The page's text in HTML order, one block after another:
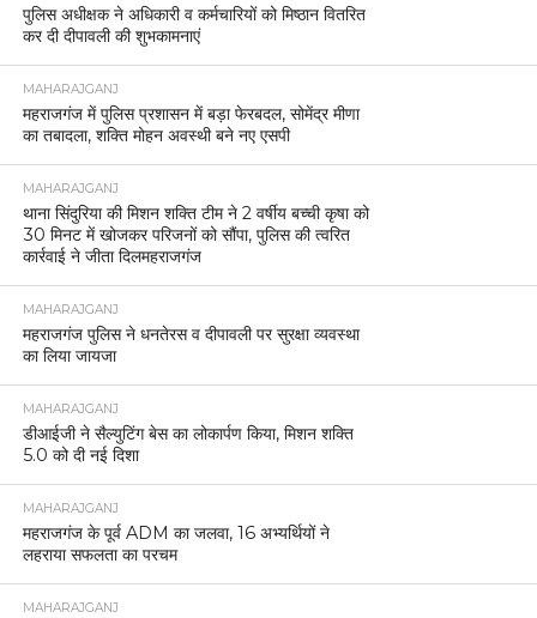
पुलिस अधीक्षक ने अधिकारी व कर्मचारियों को मिष्ठान वितरित
कर दी दीपावली की शुभकामनाएं
MAHARAJGANJ
महराजगंज में पुलिस प्रशासन में बड़ा फेरबदल, सोमेंद्र मीणा
का तबादला, शक्ति मोहन अवस्थी बने नए एसपी
MAHARAJGANJ
थाना सिंदुरिया की मिशन शक्ति टीम ने 2 वर्षीय बच्ची कृषा को
30 मिनट में खोजकर परिजनों को सौंपा, पुलिस की त्वरित
कार्रवाई ने जीता दिलमहराजगंज
MAHARAJGANJ
महराजगंज पुलिस ने धनतेरस व दीपावली पर सुरक्षा व्यवस्था
का लिया जायजा
MAHARAJGANJ
डीआईजी ने सैल्युटिंग बेस का लोकार्पण किया, मिशन शक्ति
5.0 को दी नई दिशा
MAHARAJGANJ
महराजगंज के पूर्व ADM का जलवा, 16 अभ्यर्थियों ने
लहराया सफलता का परचम
MAHARAJGANJ